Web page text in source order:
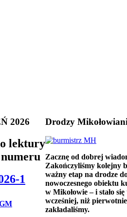
2026
lektury
Drodzy
Zacznę od dobrej
Zakończyliśmy kolejny
ważny etap na drodze
nowoczesnego obiektu
w Mikołowie – i stało się
wcześniej, niż pierwotnie
zakładaliśmy.